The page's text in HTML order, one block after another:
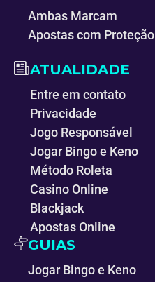
Ambas Marcam
Apostas com Proteção
ATUALIDADE
Entre em contato
Privacidade
Jogo Responsável
Jogar Bingo e Keno
Método Roleta
Casino Online
Blackjack
Apostas Online
GUIAS
Jogar Bingo e Keno